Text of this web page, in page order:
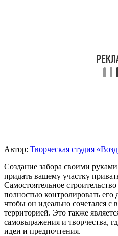
Автор: Творческая студия
Создание забора своими
придать вашему участку
Самостоятельное
полностью контролировать
чтобы он идеально сочетался
территорией. Это также
самовыражения и творчества,
идеи и предпочтения.